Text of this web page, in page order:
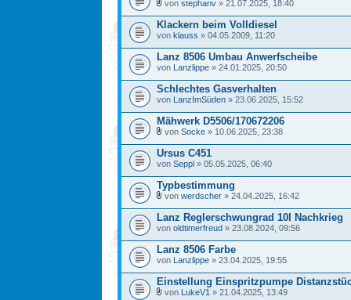
von stephanv » 21.07.2025, 18:40
Klackern beim Volldiesel
von klauss » 04.05.2009, 11:20
Lanz 8506 Umbau Anwerfscheibe
von Lanzlippe » 24.01.2025, 20:50
Schlechtes Gasverhalten
von LanzImSüden » 23.06.2025, 15:52
Mähwerk D5506/170672206
von Socke » 10.06.2025, 23:38
Ursus C451
von Seppl » 05.05.2025, 06:40
Typbestimmung
von werdscher » 24.04.2025, 16:42
Lanz Reglerschwungrad 10l Nachkrieg
von oldtimerfreud » 23.08.2024, 09:56
Lanz 8506 Farbe
von Lanzlippe » 23.04.2025, 19:55
Einstellung Einspritzpumpe
von LukeV1 » 21.04.2025, 13:49